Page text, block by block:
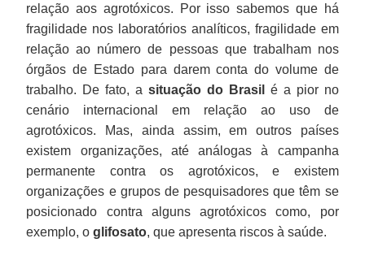
relação aos agrotóxicos. Por isso sabemos que há
fragilidade nos laboratórios analíticos, fragilidade em
relação ao número de pessoas que trabalham nos
órgãos de Estado para darem conta do volume de
trabalho. De fato, asituação do Brasil
é a pior no
cenário internacional em relação ao uso de
agrotóxicos. Mas, ainda assim, em outros países
existem organizações, até análogas à campanha
permanente contra os agrotóxicos, e existem
organizações e grupos de pesquisadores que têm se
posicionado contra alguns agrotóxicos como, por
exemplo, oglifosato, que apresenta riscos à saúde.